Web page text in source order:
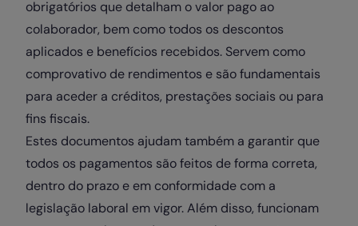
obrigatórios que detalham o valor pago ao
colaborador, bem como todos os descontos
aplicados e benefícios recebidos. Servem como
comprovativo de rendimentos e são fundamentais
para aceder a créditos, prestações sociais ou para
fins fiscais.
Estes documentos ajudam também a garantir que
todos os pagamentos são feitos de forma correta,
dentro do prazo e em conformidade com a
legislação laboral em vigor. Além disso, funcionam